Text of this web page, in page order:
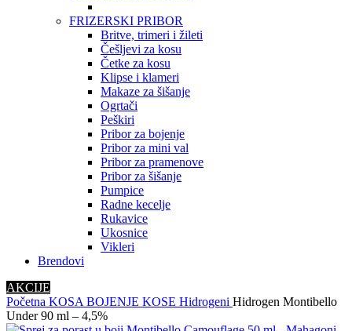
FRIZERSKI PRIBOR
Britve, trimeri i žileti
Češljevi za kosu
Četke za kosu
Klipse i klameri
Makaze za šišanje
Ogrtači
Peškiri
Pribor za bojenje
Pribor za mini val
Pribor za pramenove
Pribor za šišanje
Pumpice
Radne kecelje
Rukavice
Ukosnice
Vikleri
Brendovi
AKCIJE
Početna KOSA BOJENJE KOSE Hidrogeni Hidrogen Montibello
Under 90 ml – 4,5%